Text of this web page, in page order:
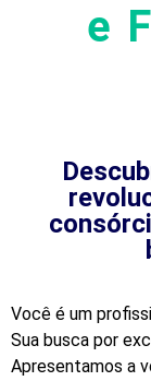
e
Você é um
Sua busca por
Apresentamos a